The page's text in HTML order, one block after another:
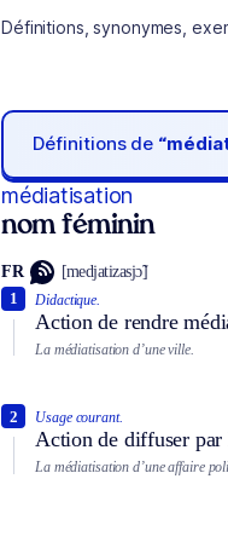
Définitions, synonymes,
Définitions de
médiatisation
nom féminin
FR [medjatizasjɔ̃]
Didactique.
Action de rendre
1
La médiatisation d’une ville.
Usage courant.
Action de diffuser par
2
La médiatisation d’une affaire